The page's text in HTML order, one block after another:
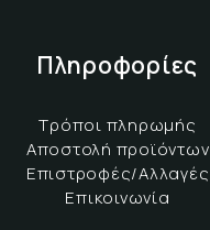
Πληροφορίες
Τρόποι πληρωμής
Αποστολή προϊόντων
Επιστροφές/Αλλαγές
Επικοινωνία